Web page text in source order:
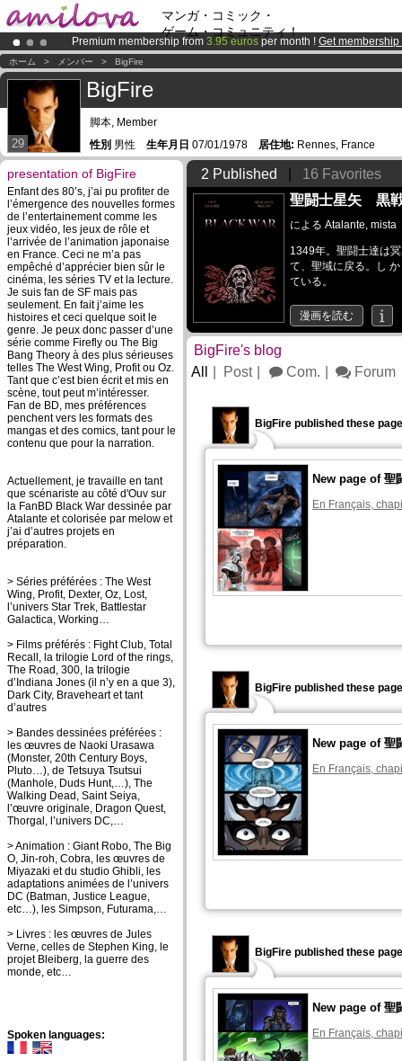
マンガ・コミック・
ゲーム・コミュニティ！
Premium membership from 3.95 euros per month ! Get membership
AmilovaKickstarter is now LIVE!.
Already 100000membersand 1000comics & mangas!.
ホーム > メンバー > BigFire
29
BigFire
脚本, Member
性別 男性 生年月日 07/01/1978 居住地: Rennes, France
presentation of BigFire
Enfant des 80’s, j’ai pu profiter de
l’émergence des nouvelles formes
de l’entertainement comme les
jeux vidéo, les jeux de rôle et
l’arrivée de l’animation japonaise
en France. Ceci ne m’a pas
empêché d’apprécier bien sûr le
cinéma, les séries TV et la lecture.
Je suis fan de SF mais pas
seulement. En fait j’aime les
histoires et ceci quelque soit le
genre. Je peux donc passer d’une
série comme Firefly ou The Big
Bang Theory à des plus sérieuses
telles The West Wing, Profit ou Oz.
Tant que c’est bien écrit et mis en
scène, tout peut m’intéresser.
Fan de BD, mes préférences
penchent vers les formats des
mangas et des comics, tant pour le
contenu que pour la narration.
Actuellement, je travaille en tant
que scénariste au côté d'Ouv sur
la FanBD Black War dessinée par
Atalante et colorisée par melow et
j’ai d’autres projets en
préparation.
> Séries préférées : The West
Wing, Profit, Dexter, Oz, Lost,
l’univers Star Trek, Battlestar
Galactica, Working…
> Films préférés : Fight Club, Total
Recall, la trilogie Lord of the rings,
The Road, 300, la trilogie
d’Indiana Jones (il n’y en a que 3),
Dark City, Braveheart et tant
d’autres
> Bandes dessinées préférées :
les œuvres de Naoki Urasawa
(Monster, 20th Century Boys,
Pluto…), de Tetsuya Tsutsui
(Manhole, Duds Hunt,…), The
Walking Dead, Saint Seiya,
l’œuvre originale, Dragon Quest,
Thorgal, l’univers DC,…
> Animation : Giant Robo, The Big
O, Jin-roh, Cobra, les œuvres de
Miyazaki et du studio Ghibli, les
adaptations animées de l’univers
DC (Batman, Justice League,
etc…), les Simpson, Futurama,…
> Livres : les œuvres de Jules
Verne, celles de Stephen King, le
projet Bleiberg, la guerre des
monde, etc…
Spoken languages:
2 Published
16 Favorites
聖闘士星矢 黒
による Atalante, mista
1349年。聖闘士達は
て、聖域に戻る。し
ている。
漫画を読む
BigFire's blog
All
Post Com. Forum
BigFire published these
New page of
En Français,
BigFire published these
New page of
En Français,
BigFire published these
New page of
En Français,